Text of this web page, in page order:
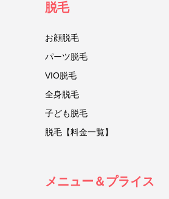
脱毛
お顔脱毛
パーツ脱毛
VIO脱毛
全身脱毛
子ども脱毛
脱毛【料金一覧】
メニュー＆プライス